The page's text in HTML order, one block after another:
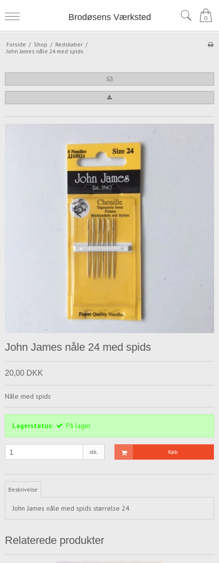
Brodøsens Værksted 0
Forside / Shop / Redskaber /
John James nåle 24 med spids
John James nåle 24 med spids
20,00 DKK
Nåle med spids
Lagerstatus: På lager
stk. Køb
Beskrivelse
John James nåle med spids størrelse 24
Relaterede produkter